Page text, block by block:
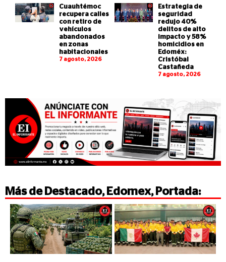
Cuauhtémoc
recupera calles
con retiro de
vehículos
abandonados
en zonas
habitacionales
7 agosto, 2026
Estrategia de
seguridad
redujo 40%
delitos de alto
impacto y 58%
homicidios en
Edoméx:
Cristóbal
Castañeda
7 agosto, 2026
Más de Destacado, Edomex, Portada: